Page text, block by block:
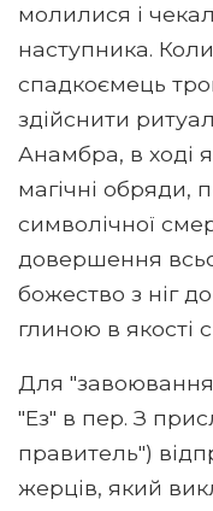
молилися і
наступника.
спадкоємець
здійснити
Анамбра, в ході
магічні обряди,
символічної
довершення
божество з ніг
глиною в якості
Для
"Ез" в пер. З
правитель")
жерців, який